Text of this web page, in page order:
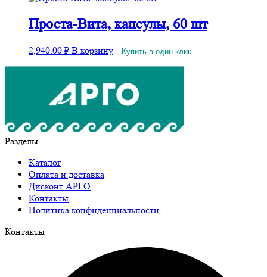
Проста-Вита, капсулы, 60 шт
2,940.00 ₽ В корзину Купить в один клик
Разделы
Каталог
Оплата и доставка
Дисконт АРГО
Контакты
Политика конфиденциальности
Контакты